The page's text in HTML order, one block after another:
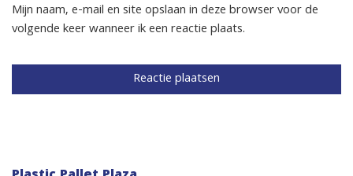
Mijn naam, e-mail en site opslaan in deze browser voor de
volgende keer wanneer ik een reactie plaats.